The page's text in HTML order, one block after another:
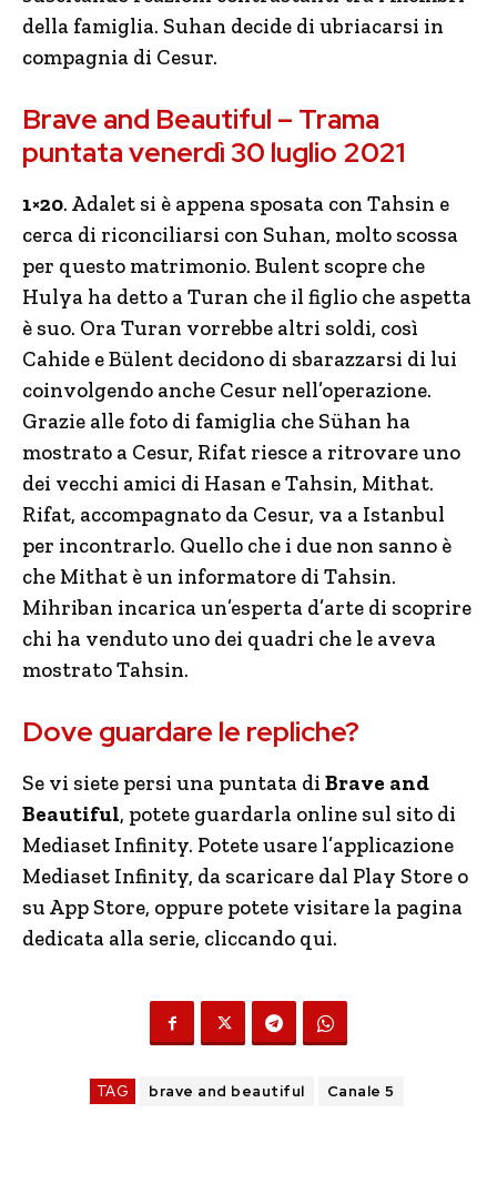
della famiglia. Suhan decide di ubriacarsi in
compagnia di Cesur.
Brave and Beautiful – Trama
puntata venerdì 30 luglio 2021
1×20. Adalet si è appena sposata con Tahsin e
cerca di riconciliarsi con Suhan, molto scossa
per questo matrimonio. Bulent scopre che
Hulya ha detto a Turan che il figlio che aspetta
è suo. Ora Turan vorrebbe altri soldi, così
Cahide e Bülent decidono di sbarazzarsi di lui
coinvolgendo anche Cesur nell’operazione.
Grazie alle foto di famiglia che Sühan ha
mostrato a Cesur, Rifat riesce a ritrovare uno
dei vecchi amici di Hasan e Tahsin, Mithat.
Rifat, accompagnato da Cesur, va a Istanbul
per incontrarlo. Quello che i due non sanno è
che Mithat è un informatore di Tahsin.
Mihriban incarica un’esperta d’arte di scoprire
chi ha venduto uno dei quadri che le aveva
mostrato Tahsin.
Dove guardare le repliche?
Se vi siete persi una puntata di Brave and
Beautiful, potete guardarla online sul sito di
Mediaset Infinity. Potete usare l’applicazione
Mediaset Infinity, da scaricare dal Play Store o
su App Store, oppure potete visitare la pagina
dedicata alla serie, cliccando qui.
TAG brave and beautiful Canale 5